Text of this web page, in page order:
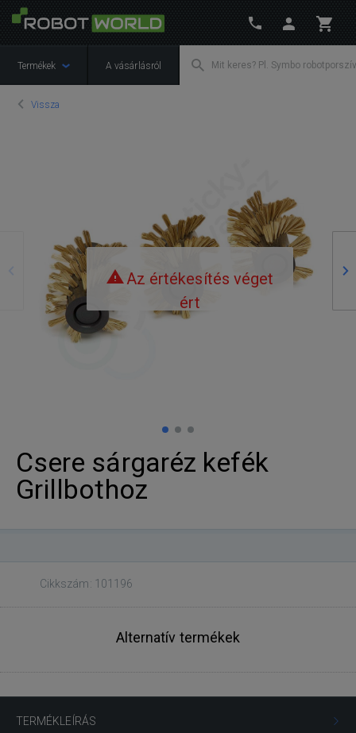
Termékek A vásárlásról
Vissza
Az értékesítés véget
ért
Csere sárgaréz kefék
Grillbothoz
Cikkszám: 101196
Alternatív termékek
TERMÉKLEÍRÁS